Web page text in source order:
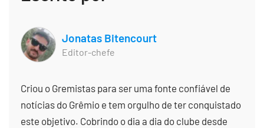
Jonatas Bitencourt
Editor-chefe
Criou o Gremistas para ser uma fonte confiável de
notícias do Grêmio e tem orgulho de ter conquistado
este objetivo. Cobrindo o dia a dia do clube desde